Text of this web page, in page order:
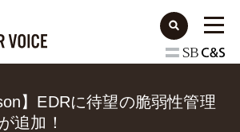
】EDRに待望の脆弱性管理
追加！